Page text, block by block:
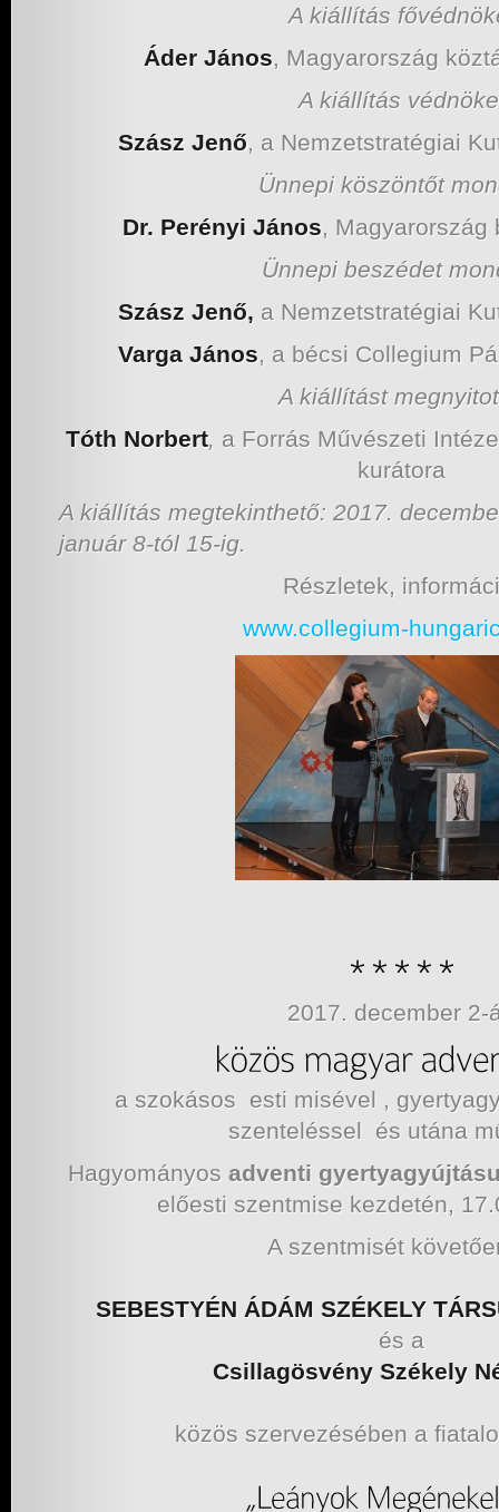
A kiállítás
Áder János , Magyarország
A kiállítás
Szász Jenő , a Nemzetstratégiai
Ünnepi köszöntőt
Dr. Perényi János ,
Ünnepi beszédet
Szász Jenő, a Nemzetstratégiai
Varga János , a bécsi Collegium
A kiállítást
Tóth Norbert a Forrás Művészeti
kurátora
A kiállítás megtekinthető: 2017.
január 8-tól 15-ig.
Részletek,
www.collegium-
2017. december 2-
a szokásos esti misével ,
szenteléssel és utána
Hagyományos adventi
előesti szentmise kezdetén,
A szentmisét
SEBESTYÉN ÁDÁM SZÉKELY
és a
Csillagösvény Székely
közös szervezésében a